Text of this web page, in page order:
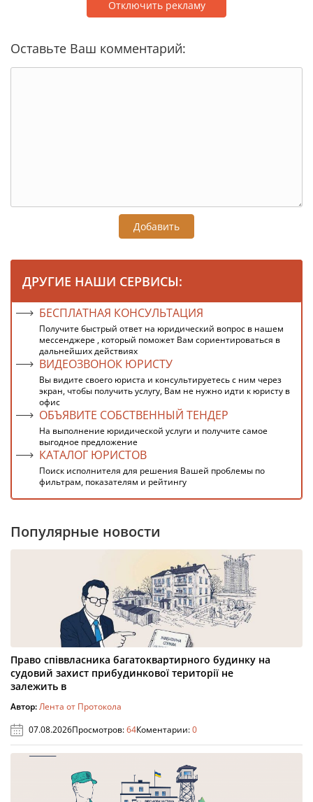
Отключить рекламу
Оставьте Ваш комментарий:
Добавить
ДРУГИЕ НАШИ СЕРВИСЫ:
БЕСПЛАТНАЯ КОНСУЛЬТАЦИЯ
Получите быстрый ответ на юридический вопрос в нашем
мессенджере , который поможет Вам сориентироваться в
дальнейших действиях
ВИДЕОЗВОНОК ЮРИСТУ
Вы видите своего юриста и консультируетесь с ним через
экран, чтобы получить услугу, Вам не нужно идти к юристу в
офис
ОБЪЯВИТЕ СОБСТВЕННЫЙ ТЕНДЕР
На выполнение юридической услуги и получите самое
выгодное предложение
КАТАЛОГ ЮРИСТОВ
Поиск исполнителя для решения Вашей проблемы по
фильтрам, показателям и рейтингу
Популярные новости
Право співвласника багатоквартирного будинку на
судовий захист прибудинкової території не
залежить в
Автор:Лента от Протокола
07.08.2026Просмотров:64Коментарии:0